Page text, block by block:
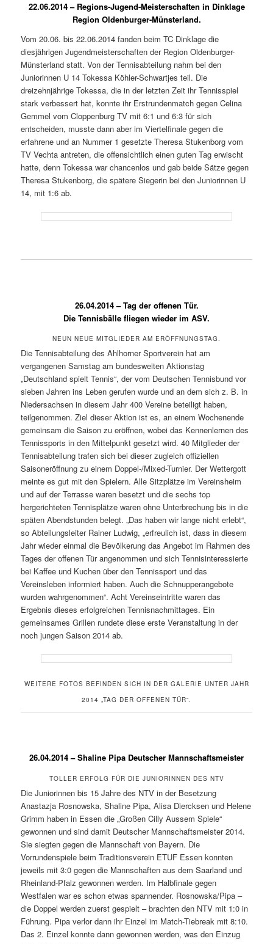
22.06.2014 – Regions-Jugend-Meisterschaften in Dinklage
Region Oldenburger-Münsterland.
Vom 20.06. bis 22.06.2014 fanden beim TC Dinklage die
diesjährigen Jugendmeisterschaften der Region Oldenburger-
Münsterland statt. Von der Tennisabteilung nahm bei den
Juniorinnen U 14 Tokessa Köhler-Schwartjes teil. Die
dreizehnjährige Tokessa, die in der letzten Zeit ihr Tennisspiel
stark verbessert hat, konnte ihr Erstrundenmatch gegen Celina
Gemmel vom Cloppenburg TV mit 6:1 und 6:3 für sich
entscheiden, musste dann aber im Viertelfinale gegen die
erfahrene und an Nummer 1 gesetzte Theresa Stukenborg vom
TV Vechta antreten, die offensichtlich einen guten Tag erwischt
hatte, denn Tokessa war chancenlos und gab beide Sätze gegen
Theresa Stukenborg, die spätere Siegerin bei den Juniorinnen U
14, mit 1:6 ab.
26.04.2014 – Tag der offenen Tür.
Die Tennisbälle fliegen wieder im ASV.
NEUN NEUE MITGLIEDER AM ERÖFFNUNGSTAG.
Die Tennisabteilung des Ahlhorner Sportverein hat am
vergangenen Samstag am bundesweiten Aktionstag
„Deutschland spielt Tennis“, der vom Deutschen Tennisbund vor
sieben Jahren ins Leben gerufen wurde und an dem sich z. B. in
Niedersachsen in diesem Jahr 400 Vereine beteiligt haben,
teilgenommen. Ziel dieser Aktion ist es, an einem Wochenende
gemeinsam die Saison zu eröffnen, wobei das Kennenlernen des
Tennissports in den Mittelpunkt gesetzt wird. 40 Mitglieder der
Tennisabteilung trafen sich bei dieser zugleich offiziellen
Saisoneröffnung zu einem Doppel-/Mixed-Turnier. Der Wettergott
meinte es gut mit den Spielern. Alle Sitzplätze im Vereinsheim
und auf der Terrasse waren besetzt und die sechs top
hergerichteten Tennisplätze waren ohne Unterbrechung bis in die
späten Abendstunden belegt. „Das haben wir lange nicht erlebt“,
so Abteilungsleiter Rainer Ludwig, „erfreulich ist, dass in diesem
Jahr wieder einmal die Bevölkerung das Angebot im Rahmen des
Tages der offenen Tür angenommen und sich Tennisinteressierte
bei Kaffee und Kuchen über den Tennissport und das
Vereinsleben informiert haben. Auch die Schnupperangebote
wurden wahrgenommen“. Acht Vereinseintritte waren das
Ergebnis dieses erfolgreichen Tennisnachmittages. Ein
gemeinsames Grillen rundete diese erste Veranstaltung in der
noch jungen Saison 2014 ab.
WEITERE FOTOS BEFINDEN SICH IN DER GALERIE UNTER JAHR
2014 „TAG DER OFFENEN TÜR“.
26.04.2014 – Shaline Pipa Deutscher Mannschaftsmeister
TOLLER ERFOLG FÜR DIE JUNIORINNEN DES NTV
Die Juniorinnen bis 15 Jahre des NTV in der Besetzung
Anastazja Rosnowska, Shaline Pipa, Alisa Diercksen und Helene
Grimm haben in Essen die „Großen Cilly Aussem Spiele“
gewonnen und sind damit Deutscher Mannschaftsmeister 2014.
Sie siegten gegen die Mannschaft von Bayern. Die
Vorrundenspiele beim Traditionsverein ETUF Essen konnten
jeweils mit 3:0 gegen die Mannschaften aus dem Saarland und
Rheinland-Pfalz gewonnen werden. Im Halbfinale gegen
Westfalen war es schon etwas spannender. Rosnowska/Pipa –
die Doppel werden zuerst gespielt – brachten den NTV mit 1:0 in
Führung. Pipa verlor dann ihr Einzel im Match-Tiebreak mit 8:10.
Das 2. Einzel konnte dann gewonnen werden, was den Einzug